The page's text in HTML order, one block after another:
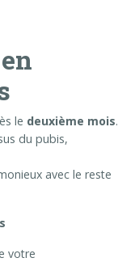
le deuxième mois.
du pubis,
avec le reste
votre